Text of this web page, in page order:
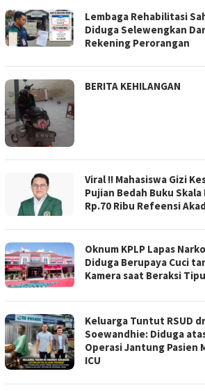
Lembaga Rehabilitasi
Diduga Selewengkan
Rekening Perorangan
BERITA KEHILANGAN
Viral !! Mahasiswa Gizi
Pujian Bedah Buku
Rp.70 Ribu Refeensi
Oknum KPLP Lapas
Diduga Berupaya Cuci
Kamera saat Beraksi
Keluarga Tuntut RSUD
Soewandhie: Diduga
Operasi Jantung Pasien
ICU